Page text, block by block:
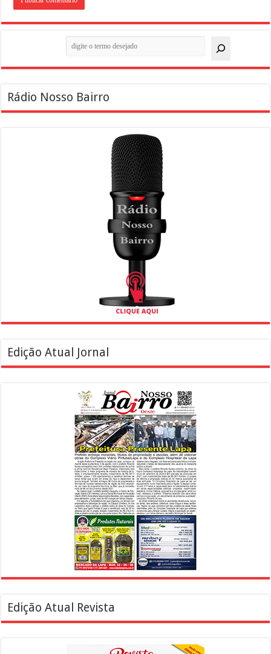
Rádio Nosso Bairro
Edição Atual Jornal
Edição Atual Revista